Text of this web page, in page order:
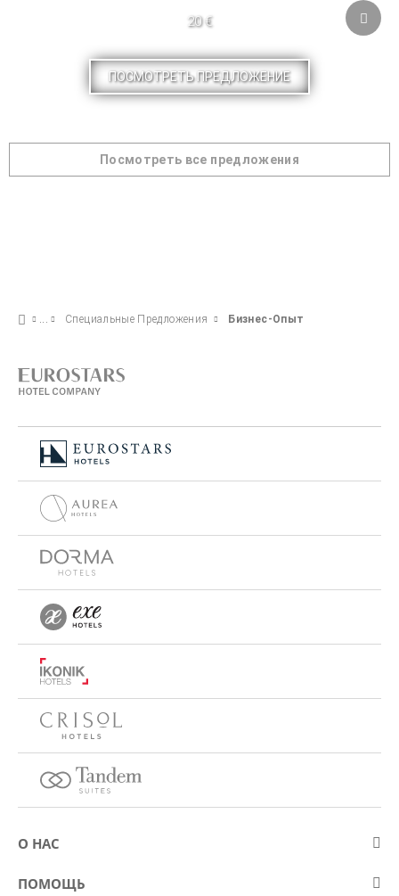
20 €
ПОСМОТРЕТЬ ПРЕДЛОЖЕНИЕ
Посмотреть все предложения
Специальные Предложения Бизнес-Опыт
О НАС
О компании Eurostars Hotel Company
ПОМОЩЬ